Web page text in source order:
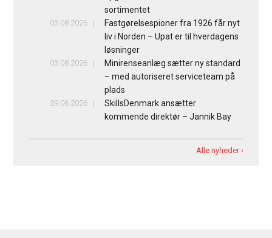
sortimentet
03.08.2026
Fastgørelsespioner fra 1926 får nyt
liv i Norden – Upat er til hverdagens
løsninger
03.08.2026
Minirenseanlæg sætter ny standard
– med autoriseret serviceteam på
plads
29.06.2026
SkillsDenmark ansætter
kommende direktør – Jannik Bay
Alle nyheder ›